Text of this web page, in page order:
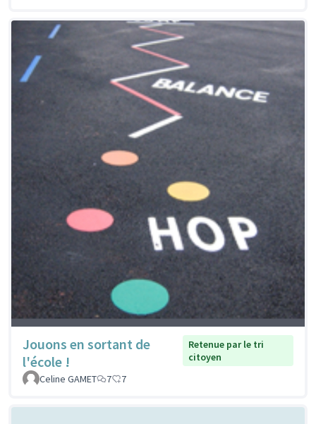
Jouons en sortant de
l'école !
Retenue par le tri
citoyen
Celine GAMET
7 7